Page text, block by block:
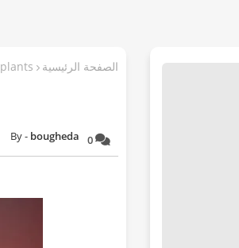
الصفحة الرئيسية plants
bougheda